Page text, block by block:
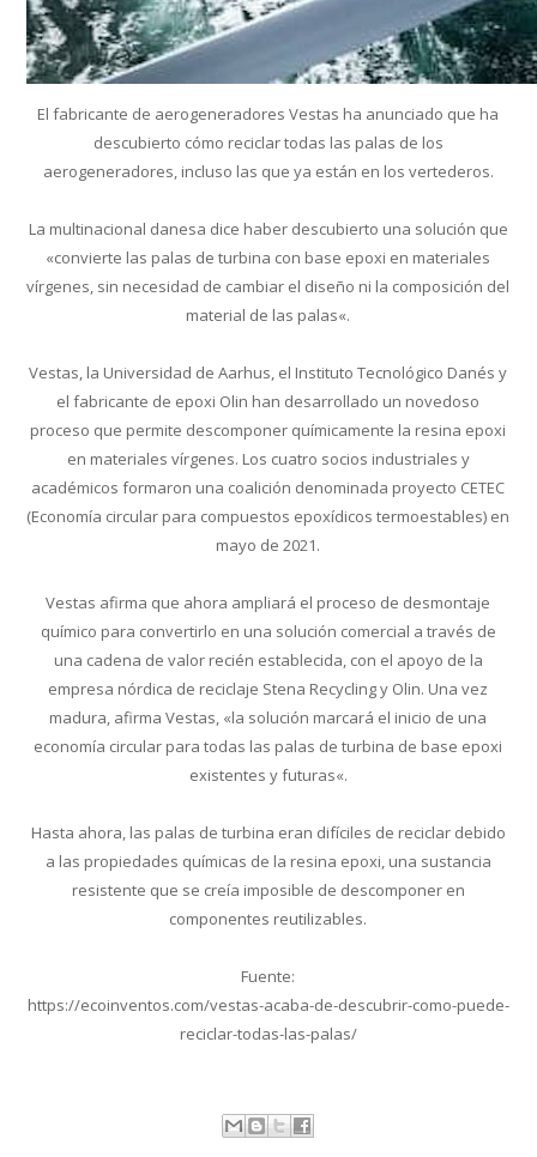
El fabricante de aerogeneradores Vestas ha anunciado que ha
descubierto cómo reciclar todas las palas de los
aerogeneradores, incluso las que ya están en los vertederos.
La multinacional danesa dice haber descubierto una solución que
«convierte las palas de turbina con base epoxi en materiales
vírgenes, sin necesidad de cambiar el diseño ni la composición del
material de las palas«.
Vestas, la Universidad de Aarhus, el Instituto Tecnológico Danés y
el fabricante de epoxi Olin han desarrollado un novedoso
proceso que permite descomponer químicamente la resina epoxi
en materiales vírgenes. Los cuatro socios industriales y
académicos formaron una coalición denominada proyecto CETEC
(Economía circular para compuestos epoxídicos termoestables) en
mayo de 2021.
Vestas afirma que ahora ampliará el proceso de desmontaje
químico para convertirlo en una solución comercial a través de
una cadena de valor recién establecida, con el apoyo de la
empresa nórdica de reciclaje Stena Recycling y Olin. Una vez
madura, afirma Vestas, «la solución marcará el inicio de una
economía circular para todas las palas de turbina de base epoxi
existentes y futuras«.
Hasta ahora, las palas de turbina eran difíciles de reciclar debido
a las propiedades químicas de la resina epoxi, una sustancia
resistente que se creía imposible de descomponer en
componentes reutilizables.
Fuente:
https://ecoinventos.com/vestas-acaba-de-descubrir-como-puede-
reciclar-todas-las-palas/